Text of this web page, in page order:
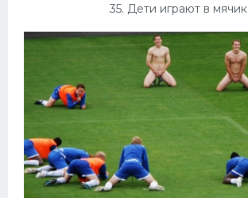
35. Дети играют в мячик